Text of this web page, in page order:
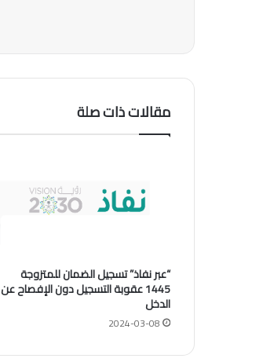
مقالات ذات صلة
“عبر نفاذ” تسجيل الضمان للمتزوجة
1445 عقوبة التسجيل دون الإفصاح عن
الدخل
2024-03-08